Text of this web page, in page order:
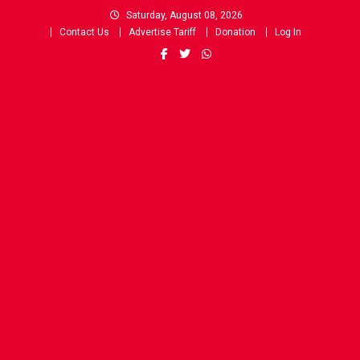
Saturday, August 08, 2026
Contact Us
Advertise Tariff Donation Log In